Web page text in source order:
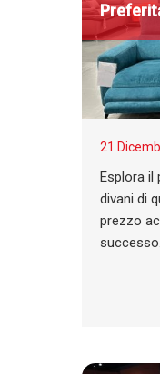
21
Esplora il
divani di
prezzo
successo.